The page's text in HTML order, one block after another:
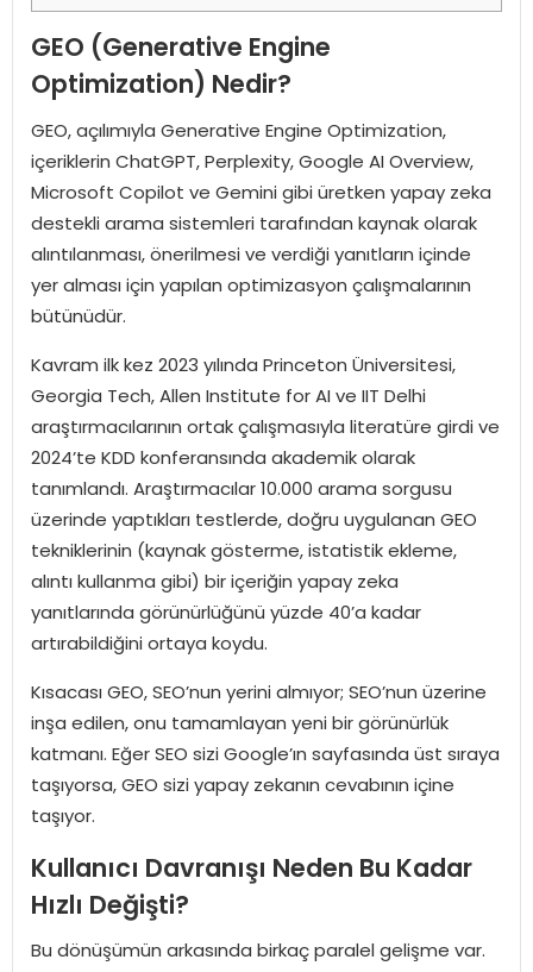
GEO (Generative Engine
Optimization) Nedir?
GEO, açılımıyla Generative Engine Optimization,
içeriklerin ChatGPT, Perplexity, Google AI Overview,
Microsoft Copilot ve Gemini gibi üretken yapay zeka
destekli arama sistemleri tarafından kaynak olarak
alıntılanması, önerilmesi ve verdiği yanıtların içinde
yer alması için yapılan optimizasyon çalışmalarının
bütünüdür.
Kavram ilk kez 2023 yılında Princeton Üniversitesi,
Georgia Tech, Allen Institute for AI ve IIT Delhi
araştırmacılarının ortak çalışmasıyla literatüre girdi ve
2024’te KDD konferansında akademik olarak
tanımlandı. Araştırmacılar 10.000 arama sorgusu
üzerinde yaptıkları testlerde, doğru uygulanan GEO
tekniklerinin (kaynak gösterme, istatistik ekleme,
alıntı kullanma gibi) bir içeriğin yapay zeka
yanıtlarında görünürlüğünü yüzde 40’a kadar
artırabildiğini ortaya koydu.
Kısacası GEO, SEO’nun yerini almıyor; SEO’nun üzerine
inşa edilen, onu tamamlayan yeni bir görünürlük
katmanı. Eğer SEO sizi Google’ın sayfasında üst sıraya
taşıyorsa, GEO sizi yapay zekanın cevabının içine
taşıyor.
Kullanıcı Davranışı Neden Bu Kadar
Hızlı Değişti?
Bu dönüşümün arkasında birkaç paralel gelişme var.